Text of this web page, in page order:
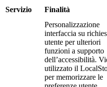
Servizio
Finalità
Personalizzazione
interfaccia su
utente per ulteriori
funzioni a supporto
dell’accessibilità.
utilizzato il
per memorizzare le